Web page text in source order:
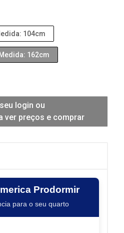
104cm
Medida: 162cm
login ou
ver preços e comprar
Prodormir
para o seu quarto